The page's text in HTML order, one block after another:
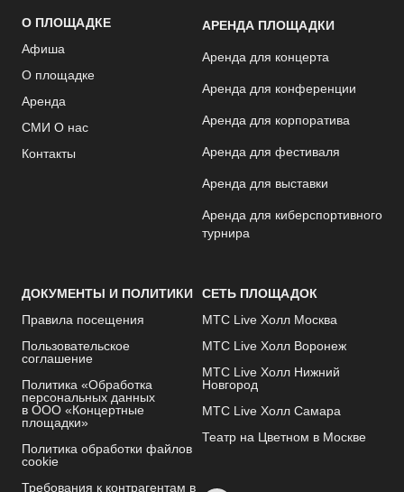
О ПЛОЩАДКЕ
Афиша
О площадке
Аренда
СМИ О нас
Контакты
АРЕНДА ПЛОЩАДКИ
Аренда для концерта
Аренда для конференции
Аренда для корпоратива
Аренда для фестиваля
Аренда для выставки
Аренда для киберспортивного
турнира
ДОКУМЕНТЫ И ПОЛИТИКИ
Правила посещения
Пользовательское
соглашение
Политика «Обработка
персональных данных
в ООО «Концертные
площадки»
Политика обработки файлов
cookie
Требования к контрагентам в
СЕТЬ ПЛОЩАДОК
МТС Live Холл Москва
МТС Live Холл Воронеж
МТС Live Холл Нижний
Новгород
МТС Live Холл Самара
Театр на Цветном в Москве